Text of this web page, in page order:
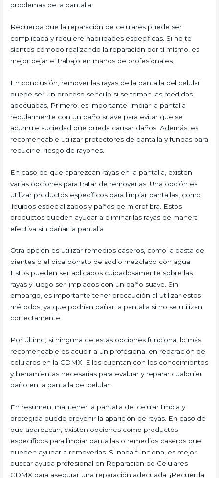
problemas de la pantalla.
Recuerda que la reparación de celulares puede ser
complicada y requiere habilidades específicas. Si no te
sientes cómodo realizando la reparación por ti mismo, es
mejor dejar el trabajo en manos de profesionales.
En conclusión, remover las rayas de la pantalla del celular
puede ser un proceso sencillo si se toman las medidas
adecuadas. Primero, es importante limpiar la pantalla
regularmente con un paño suave para evitar que se
acumule suciedad que pueda causar daños. Además, es
recomendable utilizar protectores de pantalla y fundas para
reducir el riesgo de rayones.
En caso de que aparezcan rayas en la pantalla, existen
varias opciones para tratar de removerlas. Una opción es
utilizar productos específicos para limpiar pantallas, como
líquidos especializados y paños de microfibra. Estos
productos pueden ayudar a eliminar las rayas de manera
efectiva sin dañar la pantalla.
Otra opción es utilizar remedios caseros, como la pasta de
dientes o el bicarbonato de sodio mezclado con agua.
Estos pueden ser aplicados cuidadosamente sobre las
rayas y luego ser limpiados con un paño suave. Sin
embargo, es importante tener precaución al utilizar estos
métodos, ya que podrían dañar la pantalla si no se utilizan
correctamente.
Por último, si ninguna de estas opciones funciona, lo más
recomendable es acudir a un profesional en reparación de
celulares en la CDMX. Ellos cuentan con los conocimientos
y herramientas necesarias para evaluar y reparar cualquier
daño en la pantalla del celular.
En resumen, mantener la pantalla del celular limpia y
protegida puede prevenir la aparición de rayas. En caso de
que aparezcan, existen opciones como productos
específicos para limpiar pantallas o remedios caseros que
pueden ayudar a removerlas. Si nada funciona, es mejor
buscar ayuda profesional en Reparacion de Celulares
CDMX para asegurar una reparación adecuada. ¡Recuerda